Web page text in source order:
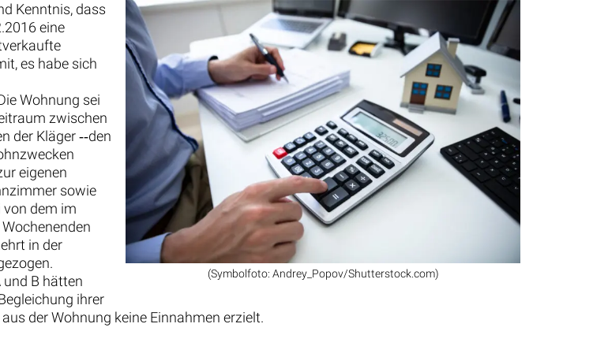
(Symbolfoto: Andrey_Popov/Shutterstock.com)
Kenntnis, dass
eine
es habe sich
Wohnung sei
zwischen
der Kläger ‑‑den
eigenen
sowie
von dem im
in der
B hätten
ihrer
der Wohnung keine Einnahmen erzielt.